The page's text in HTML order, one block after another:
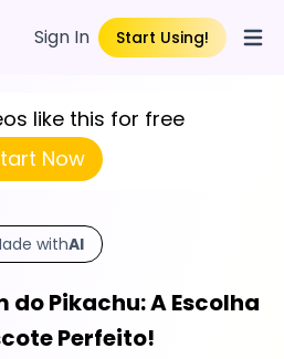
Sign In Start Using!
like this for free
Now
withAI
do Pikachu: A Escolha
Perfeito!